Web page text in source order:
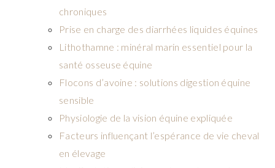
chroniques
Prise en charge des diarrhées liquides équines
Lithothamne : minéral marin essentiel pour la
santé osseuse équine
Flocons d’avoine : solutions digestion équine
sensible
Physiologie de la vision équine expliquée
Facteurs influençant l’espérance de vie cheval
en élevage